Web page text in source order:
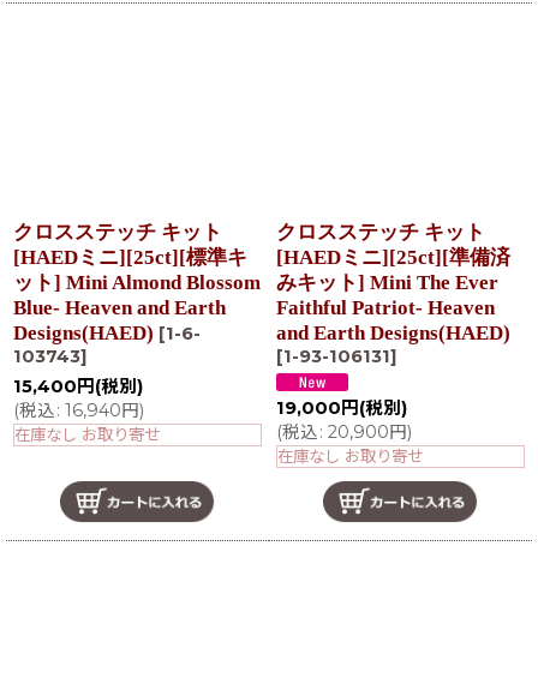
クロスステッチ キット
[HAEDミニ][25ct][標準キ
ット] Mini Almond Blossom
Blue- Heaven and Earth
Designs(HAED) [1-6-
103743]
15,400 円 (税別)
(税込: 16,940円)
在庫なし お取り寄せ
クロスステッチ キット
[HAEDミニ][25ct][準備済
みキット] Mini The Ever
Faithful Patriot- Heaven
and Earth Designs(HAED)
[1-93-106131]
19,000 円 (税別)
(税込: 20,900円)
在庫なし お取り寄せ